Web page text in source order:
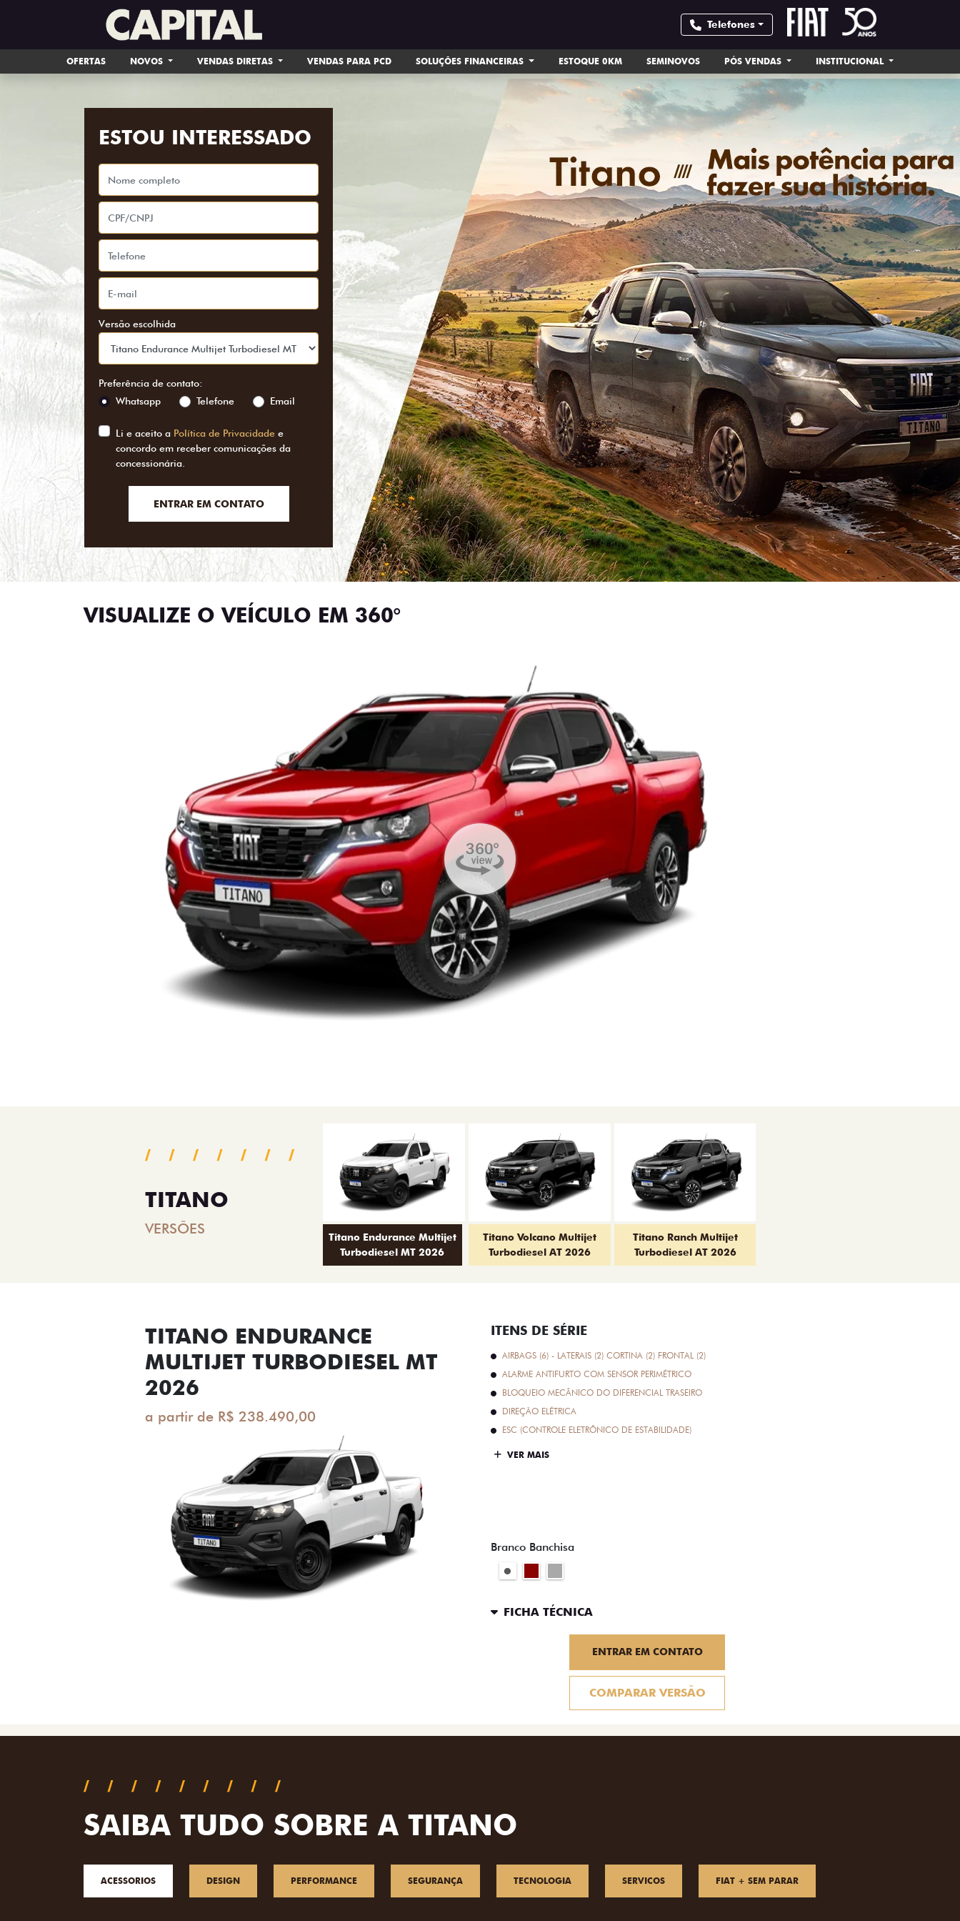
Telefones
OFERTAS NOVOS VENDAS DIRETAS VENDAS PARA PCD SOLUÇÕES FINANCEIRAS ESTOQUE 0KM SEMINOVOS PÓS VENDAS INSTITUCIONAL
ESTOU INTERESSADO
Versão escolhida
Preferência de contato:
Whatsapp
Telefone Email
Li e aceito a Política de Privacidade e
concordo em receber comunicações da
concessionária.
ENTRAR EM CONTATO
VISUALIZE O VEÍCULO EM 360°
TITANO
VERSÕES
Titano Endurance Multijet
Turbodiesel MT 2026
Titano Volcano Multijet
Turbodiesel AT 2026
Titano Ranch Multijet
Turbodiesel AT 2026
TITANO ENDURANCE
MULTIJET TURBODIESEL MT
2026
a partir de R$ 238.490,00
ITENS DE SÉRIE
AIRBAGS (6) - LATERAIS (2) CORTINA (2) FRONTAL (2)
ALARME ANTIFURTO COM SENSOR PERIMÉTRICO
BLOQUEIO MECÂNICO DO DIFERENCIAL TRASEIRO
DIREÇÃO ELÉTRICA
ESC (CONTROLE ELETRÔNICO DE ESTABILIDADE)
VER MAIS
Branco Banchisa
FICHA TÉCNICA
ENTRAR EM CONTATO
COMPARAR VERSÃO
SAIBA TUDO SOBRE A TITANO
ACESSORIOS DESIGN PERFORMANCE SEGURANÇA TECNOLOGIA SERVICOS FIAT + SEM PARAR